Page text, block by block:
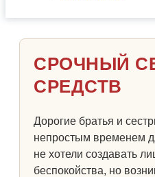
СРОЧНЫЙ
СРЕДСТВ
Дорогие братья и
непростым временем
не хотели создавать
беспокойства, но